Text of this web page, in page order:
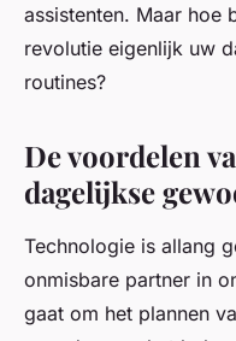
assistenten. Maar hoe
revolutie eigenlijk uw
routines?
De voordelen
dagelijkse
Technologie is allang
onmisbare partner in
gaat om het plannen